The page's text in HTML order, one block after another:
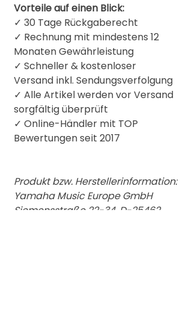
Vorteile auf einen Blick:
✓ 30 Tage Rückgaberecht
✓ Rechnung mit mindestens 12
Monaten Gewährleistung
✓ Schneller & kostenloser
Versand inkl. Sendungsverfolgung
✓ Alle Artikel werden vor Versand
sorgfältig überprüft
✓ Online-Händler mit TOP
Bewertungen seit 2017
Produkt bzw. Herstellerinformation:
Yamaha Music Europe GmbH
Siemensstraße 22-34, D-25462